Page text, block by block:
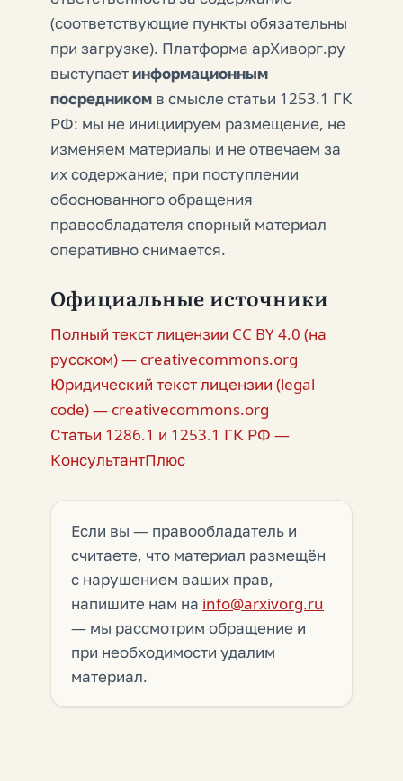
(соответствующие пункты обязательны
при загрузке). Платформа арХиворг.ру
выступаетинформационным
посредником в смысле статьи 1253.1 ГК
РФ: мы не инициируем размещение, не
изменяем материалы и не отвечаем за
их содержание; при поступлении
обоснованного обращения
правообладателя спорный материал
оперативно снимается.
Официальные источники
Полный текст лицензии CC BY 4.0 (на
русском) — creativecommons.org
Юридический текст лицензии (legal
code) — creativecommons.org
Статьи 1286.1 и 1253.1 ГК РФ —
КонсультантПлюс
Если вы — правообладатель и
считаете, что материал размещён
с нарушением ваших прав,
напишите нам на info@arxivorg.ru
— мы рассмотрим обращение и
при необходимости удалим
материал.